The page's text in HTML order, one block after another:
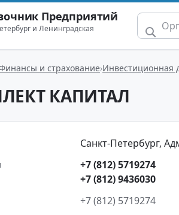
Предприятий
и Ленинградская
и страхование Инвестиционная
КАПИТАЛ
Санкт-Петербург,
+7 (812) 5719274
+7 (812) 9436030
+7 (812) 5719274